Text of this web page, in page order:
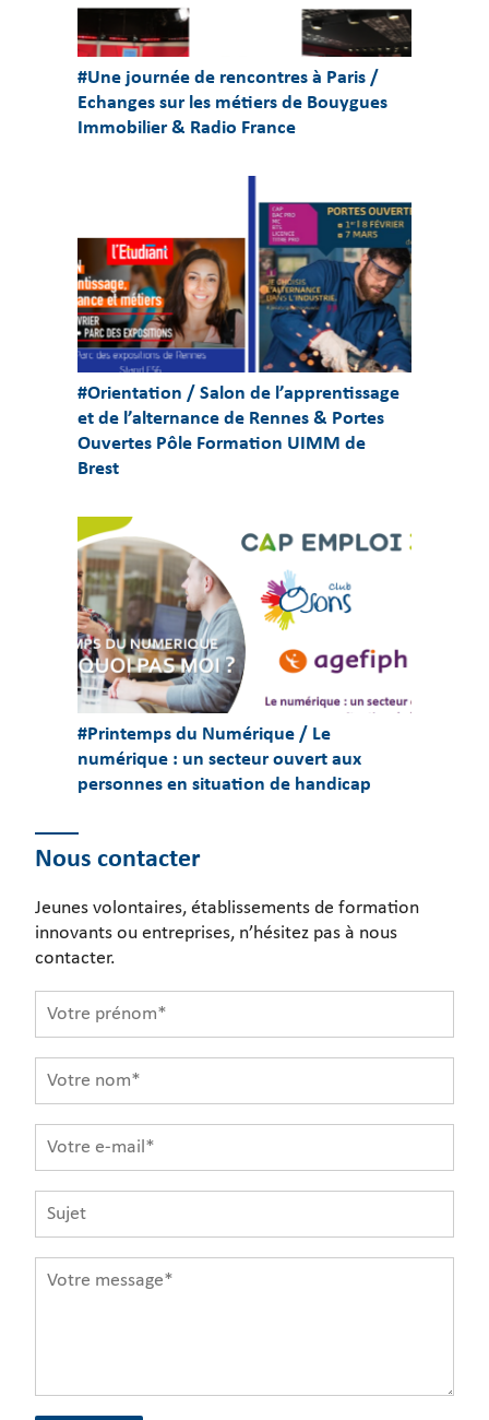
#Une journée de rencontres à Paris /
Echanges sur les métiers de Bouygues
Immobilier & Radio France
#Orientation / Salon de l’apprentissage
et de l’alternance de Rennes & Portes
Ouvertes Pôle Formation UIMM de
Brest
#Printemps du Numérique / Le
numérique : un secteur ouvert aux
personnes en situation de handicap
Nous contacter
Jeunes volontaires, établissements de formation
innovants ou entreprises, n’hésitez pas à nous
contacter.